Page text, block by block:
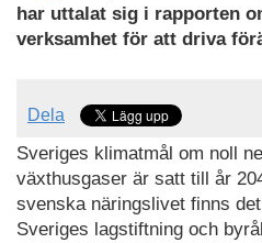
har uttalat sig i rapporten
verksamhet för att driva
Dela
Sveriges klimatmål om noll
växthusgaser är satt till år
svenska näringslivet finns
Sveriges lagstiftning och